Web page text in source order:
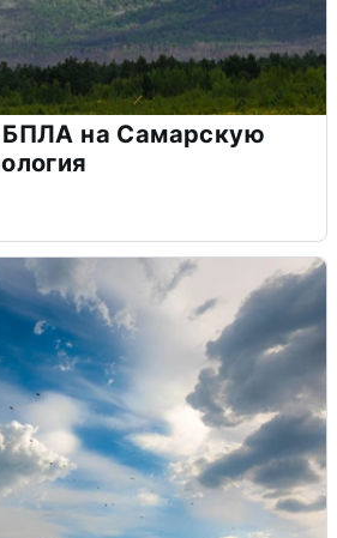
БПЛА на Самарскую